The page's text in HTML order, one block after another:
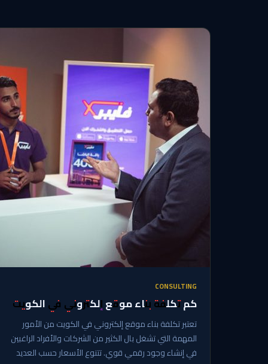
CONSULTING
كم تكلفة بناء موقع إلكتروني في الكويت
تعتبر تكلفة بناء موقع إلكتروني في الكويت من الأمور
المهمة التي تشغل بال الكثير من الشركات والأفراد الراغبين
في إنشاء وجود رقمي قوي. تتنوع الأسعار حسب العديد